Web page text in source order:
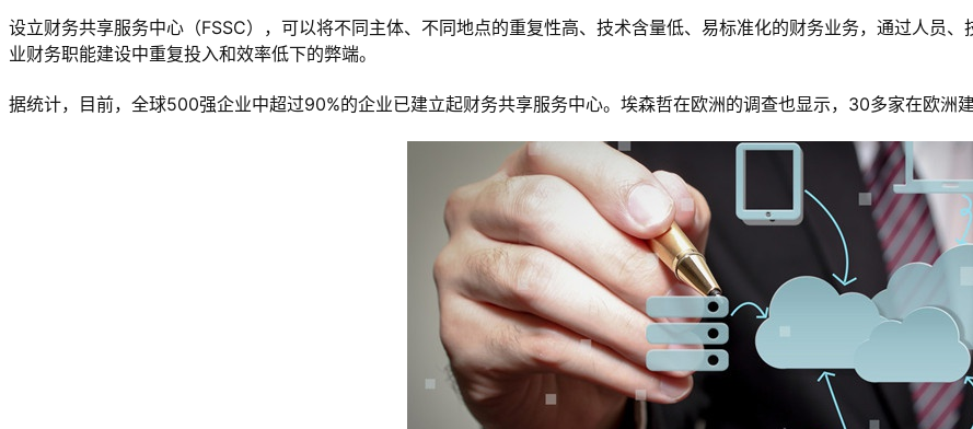
设立财务共享服务中心（FSSC），可以将不同主体、不同地点的重复性高、技术含量低、易标准化的财务业务，通过人员
业财务职能建设中重复投入和效率低下的弊端。
据统计，目前，全球500强企业中超过90%的企业已建立起财务共享服务中心。埃森哲在欧洲的调查也显示，30多家在欧洲